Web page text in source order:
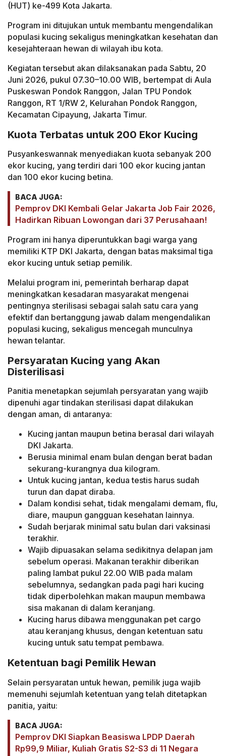
(HUT) ke-499 Kota Jakarta.
Program ini ditujukan untuk membantu mengendalikan
populasi kucing sekaligus meningkatkan kesehatan dan
kesejahteraan hewan di wilayah ibu kota.
Kegiatan tersebut akan dilaksanakan pada Sabtu, 20
Juni 2026, pukul 07.30–10.00 WIB, bertempat di Aula
Puskeswan Pondok Ranggon, Jalan TPU Pondok
Ranggon, RT 1/RW 2, Kelurahan Pondok Ranggon,
Kecamatan Cipayung, Jakarta Timur.
Kuota Terbatas untuk 200 Ekor Kucing
Pusyankeswannak menyediakan kuota sebanyak 200
ekor kucing, yang terdiri dari 100 ekor kucing jantan
dan 100 ekor kucing betina.
BACA JUGA:
Pemprov DKI Kembali Gelar Jakarta Job Fair 2026,
Hadirkan Ribuan Lowongan dari 37 Perusahaan!
Program ini hanya diperuntukkan bagi warga yang
memiliki KTP DKI Jakarta, dengan batas maksimal tiga
ekor kucing untuk setiap pemilik.
Melalui program ini, pemerintah berharap dapat
meningkatkan kesadaran masyarakat mengenai
pentingnya sterilisasi sebagai salah satu cara yang
efektif dan bertanggung jawab dalam mengendalikan
populasi kucing, sekaligus mencegah munculnya
hewan telantar.
Persyaratan Kucing yang Akan
Disterilisasi
Panitia menetapkan sejumlah persyaratan yang wajib
dipenuhi agar tindakan sterilisasi dapat dilakukan
dengan aman, di antaranya:
Kucing jantan maupun betina berasal dari wilayah
DKI Jakarta.
Berusia minimal enam bulan dengan berat badan
sekurang-kurangnya dua kilogram.
Untuk kucing jantan, kedua testis harus sudah
turun dan dapat diraba.
Dalam kondisi sehat, tidak mengalami demam, flu,
diare, maupun gangguan kesehatan lainnya.
Sudah berjarak minimal satu bulan dari vaksinasi
terakhir.
Wajib dipuasakan selama sedikitnya delapan jam
sebelum operasi. Makanan terakhir diberikan
paling lambat pukul 22.00 WIB pada malam
sebelumnya, sedangkan pada pagi hari kucing
tidak diperbolehkan makan maupun membawa
sisa makanan di dalam keranjang.
Kucing harus dibawa menggunakan pet cargo
atau keranjang khusus, dengan ketentuan satu
kucing untuk satu tempat pembawa.
Ketentuan bagi Pemilik Hewan
Selain persyaratan untuk hewan, pemilik juga wajib
memenuhi sejumlah ketentuan yang telah ditetapkan
panitia, yaitu:
BACA JUGA:
Pemprov DKI Siapkan Beasiswa LPDP Daerah
Rp99,9 Miliar, Kuliah Gratis S2-S3 di 11 Negara